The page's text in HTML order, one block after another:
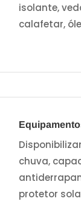
isolante,
calafetar,
chuva,
protetor